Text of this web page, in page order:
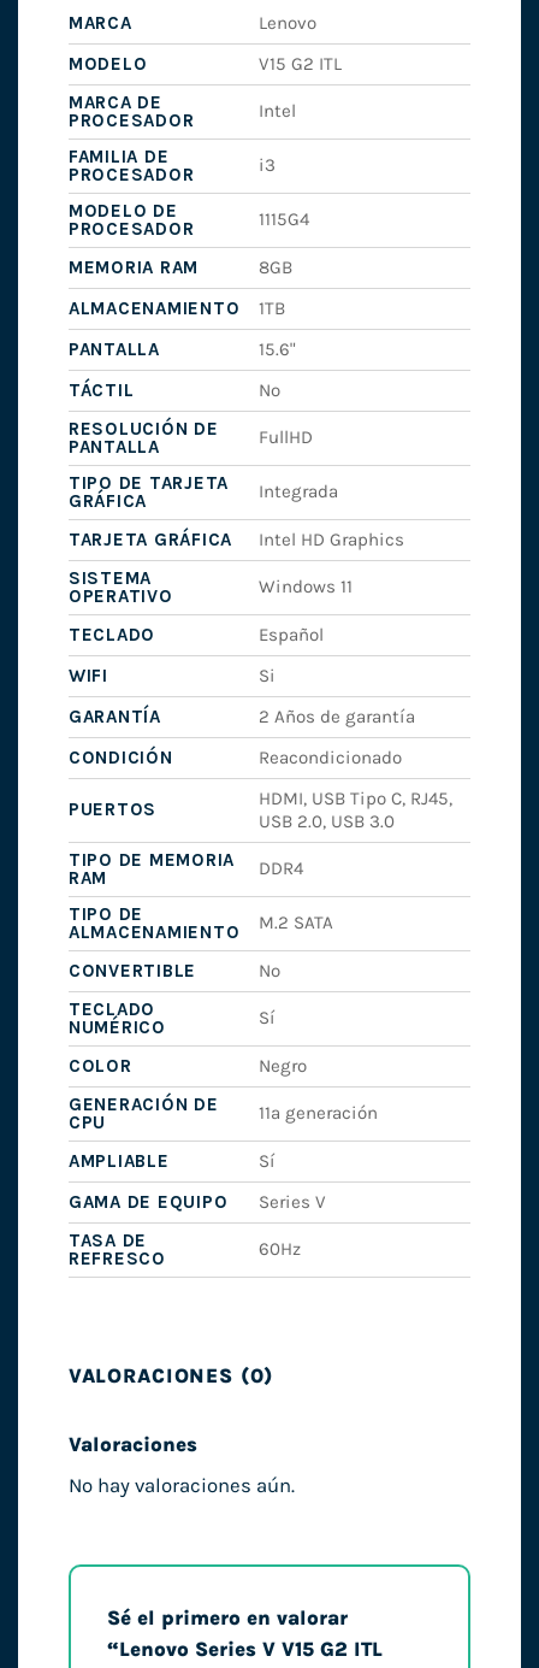
MARCA
Lenovo
MODELO
V15 G2 ITL
MARCA DE
PROCESADOR
Intel
FAMILIA DE
PROCESADOR
i3
MODELO DE
PROCESADOR
1115G4
MEMORIA RAM
8GB
ALMACENAMIENTO
1TB
PANTALLA
15.6"
TÁCTIL
No
RESOLUCIÓN DE
PANTALLA
FullHD
TIPO DE TARJETA
GRÁFICA
Integrada
TARJETA GRÁFICA
Intel HD Graphics
SISTEMA
OPERATIVO
Windows 11
TECLADO
Español
WIFI
Si
GARANTÍA
2 Años de garantía
CONDICIÓN
Reacondicionado
PUERTOS
HDMI, USB Tipo C, RJ45,
USB 2.0, USB 3.0
TIPO DE MEMORIA
RAM
DDR4
TIPO DE
ALMACENAMIENTO
M.2 SATA
CONVERTIBLE
No
TECLADO
NUMÉRICO
Sí
COLOR
Negro
GENERACIÓN DE
CPU
11ª generación
AMPLIABLE
Sí
GAMA DE EQUIPO
Series V
TASA DE
REFRESCO
60Hz
VALORACIONES (0)
Valoraciones
No hay valoraciones aún.
Sé el primero en valorar
“Lenovo Series V V15 G2 ITL